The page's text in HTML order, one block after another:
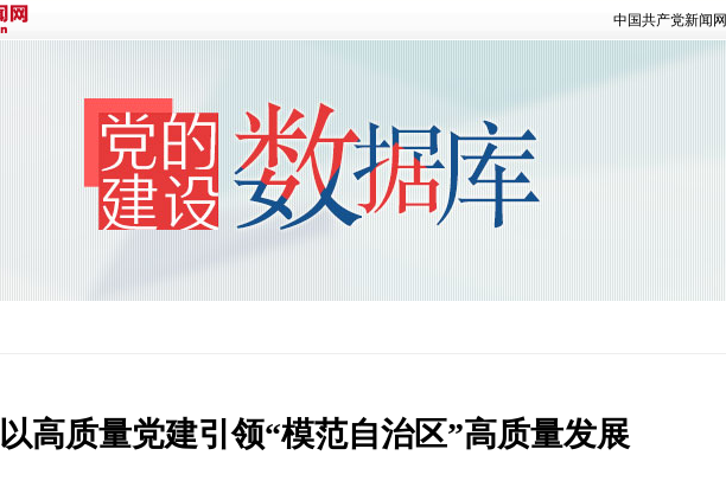
中国共产党新闻网
以高质量党建引领“模范自治区”高质量发展